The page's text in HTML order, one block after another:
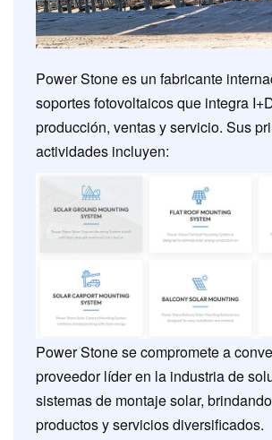
Power Stone es un fabricante
soportes fotovoltaicos que integra
producción, ventas y servicio. Sus
actividades incluyen:
Power Stone se compromete a
proveedor líder en la industria de
sistemas de montaje solar,
productos y servicios diversificados.